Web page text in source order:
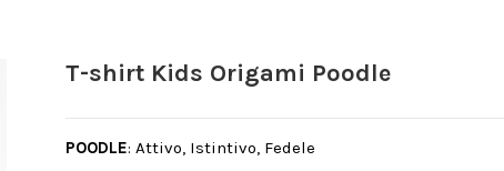
T-shirt Kids Origami Poodle
POODLE: Attivo, Istintivo, Fedele